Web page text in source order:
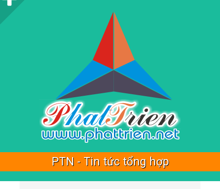
PTN - Tin tức tổng hợp